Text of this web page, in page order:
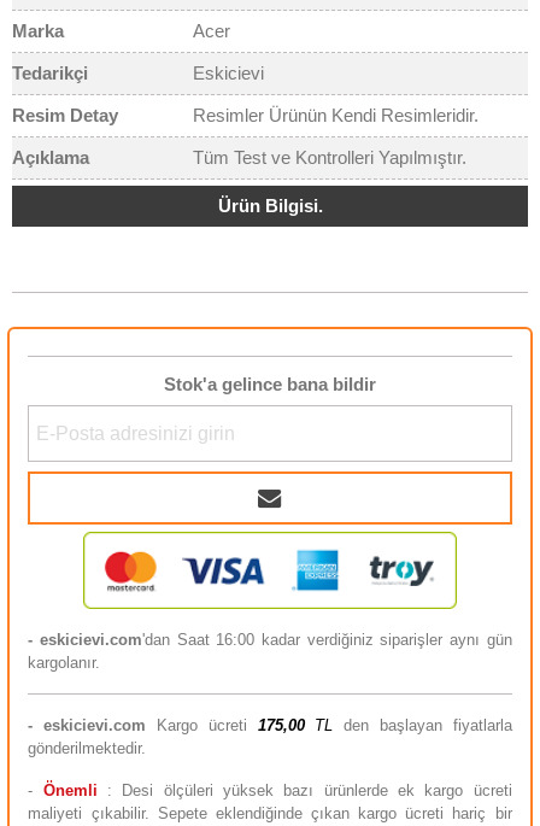
Marka Acer
Tedarikçi Eskicievi
Resim Detay Resimler Ürünün Kendi Resimleridir.
Açıklama Tüm Test ve Kontrolleri Yapılmıştır.
Ürün Bilgisi.
Stok'a gelince bana bildir
- eskicievi.com'dan Saat 16:00 kadar verdiğiniz siparişler aynı gün
kargolanır.
-eskicievi.com Kargo ücreti 175,00 TL den başlayan fiyatlarla
gönderilmektedir.
- Önemli
: Desi ölçüleri yüksek bazı ürünlerde ek kargo ücreti
maliyeti çıkabilir. Sepete eklendiğinde çıkan kargo ücreti hariç bir